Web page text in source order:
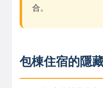
合。
包棟住宿的隱